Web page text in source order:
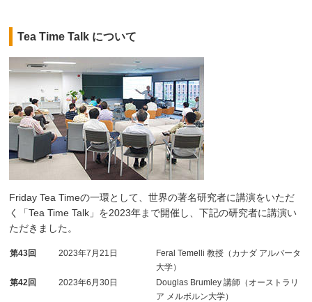
Tea Time Talk について
Friday Tea Timeの一環として、世界の著名研究者に講演をいただ
く「Tea Time Talk」を2023年まで開催し、下記の研究者に講演い
ただきました。
第43回 2023年7月21日
Feral Temelli 教授（カナダ アルバータ
大学）
第42回
2023年6月30日
Douglas Brumley 講師（オーストラリ
ア メルボルン大学）